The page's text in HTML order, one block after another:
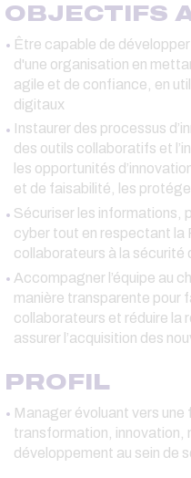
OBJECTIFS
Être capable de
d'une organisation en
agile et de confiance, en
digitaux
Instaurer des processus
des outils collaboratifs et
les opportunités
et de faisabilité, les
Sécuriser les informations,
cyber tout en respectant la
collaborateurs à la sécurité
Accompagner l’équipe au
manière transparente pour
collaborateurs et réduire la
assurer l’acquisition des
PROFIL
Manager évoluant vers une
transformation, innovation,
développement au sein de